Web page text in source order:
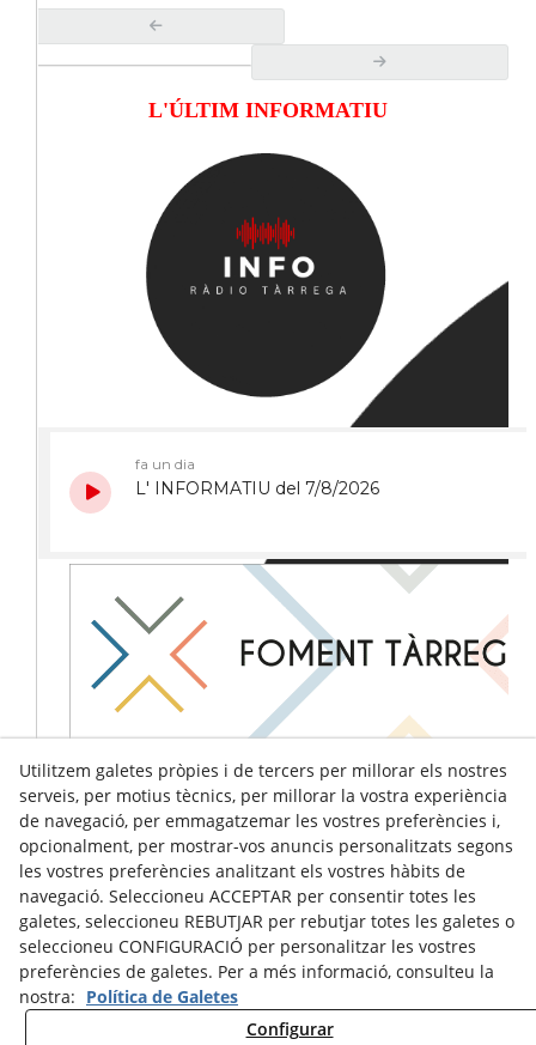
L'ÚLTIM INFORMATIU
Utilitzem galetes pròpies i de tercers per millorar els nostres
serveis, per motius tècnics, per millorar la vostra experiència
de navegació, per emmagatzemar les vostres preferències i,
opcionalment, per mostrar-vos anuncis personalitzats segons
les vostres preferències analitzant els vostres hàbits de
navegació. Seleccioneu ACCEPTAR per consentir totes les
galetes, seleccioneu REBUTJAR per rebutjar totes les galetes o
seleccioneu CONFIGURACIÓ per personalitzar les vostres
preferències de galetes. Per a més informació, consulteu la
nostra: Política de Galetes
Configurar